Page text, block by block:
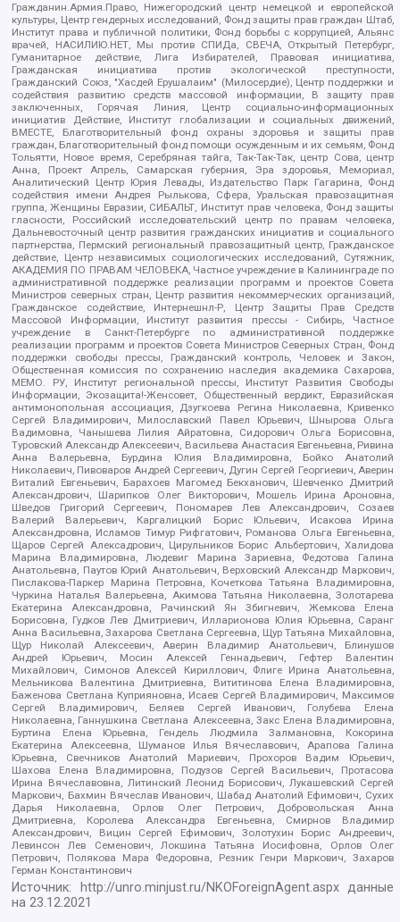
Гражданин.Армия.Право, Нижегородский центр немецкой и европейской
культуры, Центр гендерных исследований, Фонд защиты прав граждан Штаб,
Институт права и публичной политики, Фонд борьбы с коррупцией, Альянс
врачей, НАСИЛИЮ.НЕТ, Мы против СПИДа, СВЕЧА, Открытый Петербург,
Гуманитарное действие, Лига Избирателей, Правовая инициатива,
Гражданская инициатива против экологической преступности,
Гражданский Союз, "Хасдей Ерушалаим" (Милосердие), Центр поддержки и
содействия развитию средств массовой информации, В защиту прав
заключенных, Горячая Линия, Центр социально-информационных
инициатив Действие, Институт глобализации и социальных движений,
ВМЕСТЕ, Благотворительный фонд охраны здоровья и защиты прав
граждан, Благотворительный фонд помощи осужденным и их семьям, Фонд
Тольятти, Новое время, Серебряная тайга, Так-Так-Так, центр Сова, центр
Анна, Проект Апрель, Самарская губерния, Эра здоровья, Мемориал,
Аналитический Центр Юрия Левады, Издательство Парк Гагарина, Фонд
содействия имени Андрея Рылькова, Сфера, Уральская правозащитная
группа, Женщины Евразии, СИБАЛЬТ, Институт прав человека, Фонд защиты
гласности, Российский исследовательский центр по правам человека,
Дальневосточный центр развития гражданских инициатив и социального
партнерства, Пермский региональный правозащитный центр, Гражданское
действие, Центр независимых социологических исследований, Сутяжник,
АКАДЕМИЯ ПО ПРАВАМ ЧЕЛОВЕКА, Частное учреждение в Калининграде по
административной поддержке реализации программ и проектов Совета
Министров северных стран, Центр развития некоммерческих организаций,
Гражданское содействие, Интернешнл-Р, Центр Защиты Прав Средств
Массовой Информации, Институт развития прессы - Сибирь, Частное
учреждение в Санкт-Петербурге по административной поддержке
реализации программ и проектов Совета Министров Северных Стран, Фонд
поддержки свободы прессы, Гражданский контроль, Человек и Закон,
Общественная комиссия по сохранению наследия академика Сахарова,
МЕМО. РУ, Институт региональной прессы, Институт Развития Свободы
Информации, Экозащита!-Женсовет, Общественный вердикт, Евразийская
антимонопольная ассоциация, Дзугкоева Регина Николаевна, Кривенко
Сергей Владимирович, Милославский Павел Юрьевич, Шнырова Ольга
Вадимовна, Чанышева Лилия Айратовна, Сидорович Ольга Борисовна,
Туровский Александр Алексеевич, Васильева Анастасия Евгеньевна, Ривина
Анна Валерьевна, Бурдина Юлия Владимировна, Бойко Анатолий
Николаевич, Пивоваров Андрей Сергеевич, Дугин Сергей Георгиевич, Аверин
Виталий Евгеньевич, Барахоев Магомед Бекханович, Шевченко Дмитрий
Александрович, Шарипков Олег Викторович, Мошель Ирина Ароновна,
Шведов Григорий Сергеевич, Пономарев Лев Александрович, Созаев
Валерий Валерьевич, Каргалицкий Борис Юльевич, Исакова Ирина
Александровна, Исламов Тимур Рифгатович, Романова Ольга Евгеньевна,
Щаров Сергей Алексадрович, Цирульников Борис Альбертович, Халидова
Марина Владимировна, Людевиг Марина Зариевна, Федотова Галина
Анатольевна, Паутов Юрий Анатольевич, Верховский Александр Маркович,
Пислакова-Паркер Марина Петровна, Кочеткова Татьяна Владимировна,
Чуркина Наталья Валерьевна, Акимова Татьяна Николаевна, Золотарева
Екатерина Александровна, Рачинский Ян Збигневич, Жемкова Елена
Борисовна, Гудков Лев Дмитриевич, Илларионова Юлия Юрьевна, Саранг
Анна Васильевна, Захарова Светлана Сергеевна, Щур Татьяна Михайловна,
Щур Николай Алексеевич, Аверин Владимир Анатольевич, Блинушов
Андрей Юрьевич, Мосин Алексей Геннадьевич, Гефтер Валентин
Михайлович, Симонов Алексей Кириллович, Флиге Ирина Анатольевна,
Мельникова Валентина Дмитриевна, Вититинова Елена Владимировна,
Баженова Светлана Куприяновна, Исаев Сергей Владимирович, Максимов
Сергей Владимирович, Беляев Сергей Иванович, Голубева Елена
Николаевна, Ганнушкина Светлана Алексеевна, Закс Елена Владимировна,
Буртина Елена Юрьевна, Гендель Людмила Залмановна, Кокорина
Екатерина Алексеевна, Шуманов Илья Вячеславович, Арапова Галина
Юрьевна, Свечников Анатолий Мариевич, Прохоров Вадим Юрьевич,
Шахова Елена Владимировна, Подузов Сергей Васильевич, Протасова
Ирина Вячеславовна, Литинский Леонид Борисович, Лукашевский Сергей
Маркович, Бахмин Вячеслав Иванович, Шабад Анатолий Ефимович, Сухих
Дарья Николаевна, Орлов Олег Петрович, Добровольская Анна
Дмитриевна, Королева Александра Евгеньевна, Смирнов Владимир
Александрович, Вицин Сергей Ефимович, Золотухин Борис Андреевич,
Левинсон Лев Семенович, Локшина Татьяна Иосифовна, Орлов Олег
Петрович, Полякова Мара Федоровна, Резник Генри Маркович, Захаров
Герман Константинович
Источник: http://unro.minjust.ru/NKOForeignAgent.aspxданные
на23.12.2021